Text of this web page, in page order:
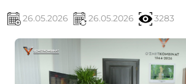
26.05.2026 26.05.2026 3283